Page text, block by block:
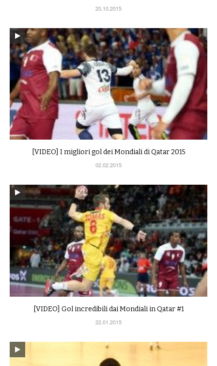
20.10.2015
[VIDEO] I migliori gol dei Mondiali di Qatar 2015
02.02.2015
[VIDEO] Gol incredibili dai Mondiali in Qatar #1
22.01.2015